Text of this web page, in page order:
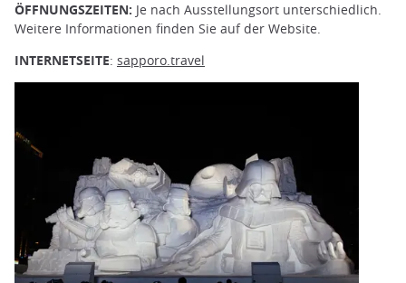
ÖFFNUNGSZEITEN: Je nach Ausstellungsort unterschiedlich.
Weitere Informationen finden Sie auf der Website.
INTERNETSEITE: sapporo.travel